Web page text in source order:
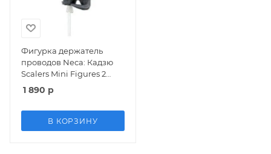
Фигурка держатель
проводов Neca: Кадзю
Scalers Mini Figures 2
Wave 2 Knifehead 3 см
1 890 р
В КОРЗИНУ